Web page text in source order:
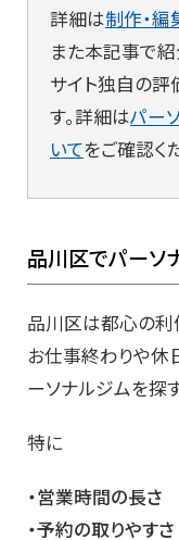
詳細は制作・編
また本記事で紹
サイト独自の
す。詳細はパー
いてをご確認く
品川区でパーソ
品川区は都心の利
お仕事終わりや休
ーソナルジムを探
特に
・営業時間の長さ
・予約の取りやすさ